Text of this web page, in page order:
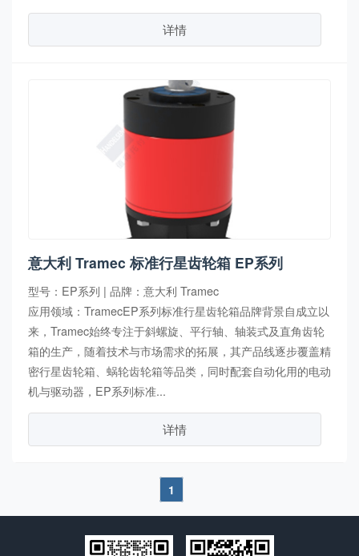
详情
意大利 Tramec 标准行星齿轮箱 EP系列
型号：EP系列 | 品牌：意大利 Tramec
应用领域：TramecEP系列标准行星齿轮箱品牌背景自成立以
来，Tramec始终专注于斜螺旋、平行轴、轴装式及直角齿轮
箱的生产，随着技术与市场需求的拓展，其产品线逐步覆盖精
密行星齿轮箱、蜗轮齿轮箱等品类，同时配套自动化用的电动
机与驱动器，EP系列标准...
详情
1